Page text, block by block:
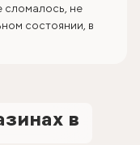
сломалось, не
состоянии, в
в